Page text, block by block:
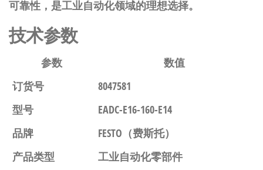
可靠性，是工业自动化领域的理想选择。
技术参数
参数
数值
订货号
8047581
型号
EADC-E16-160-E14
品牌
FESTO（费斯托）
产品类型
工业自动化零部件